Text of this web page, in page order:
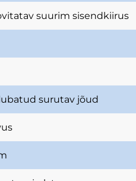
suurim sisendkiirus
surutav jõud